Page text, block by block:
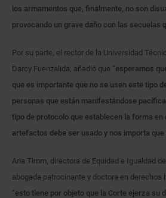
los armamentos que, finalmente, no son
provocando un grave daño con las secuelas
Por su parte, el rector de la Universidad
Darcy Fuenzalida, añadió que “esperamos
que es importante que no se usen este tipo
personas que están manifestándose
tipo de protocolo que establecen la forma en
artefactos debe ser usado y nos importa
Ana Timm, directora de Equidad e Igualdad
abogada patrocinante y doctora en derechos
“esto tiene por objeto que la Corte ejerza su